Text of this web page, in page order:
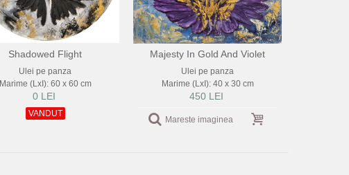
Shadowed Flight
Ulei pe panza
Marime (LxI): 60 x 60 cm
0 LEI
VANDUT
Majesty In Gold And Violet
Ulei pe panza
Marime (LxI): 40 x 30 cm
450 LEI
Mareste imaginea